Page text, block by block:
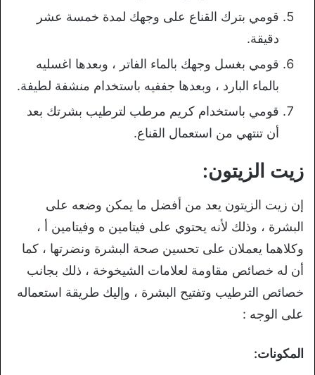
قومي بترك القناع على وجهك لمدة خمسة عشر
دقيقة.
قومي بغسل وجهك بالماء الفاتر ، وبعدها اغسليه
بالماء البارد ، وبعدها جففيه باستخدام منشفة لطيفة.
قومي باستخدام كريم مرطب لترطيب بشرتك بعد
أن تنتهي من استعمال القناع.
زيت الزيتون:
إن زيت الزيتون يعد من أفضل ما يمكن وضعه على
البشرة ، وذلك لأنه يحتوي على فيتامين ه وفيتامين أ ،
وكلاهما يعملان على تحسين صحة البشرة ونضرتها ، كما
أن له خصائص مقاومة لعلامات الشيخوخة ، ذلك بجانب
خصائص الترطيب وتفتيح البشرة ، وإليك طريقة استعماله
على الوجه :
المكونات: